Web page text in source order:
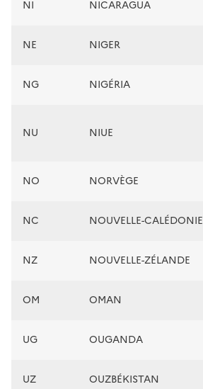
NI NICARAGUA
NE NIGER
NG NIGÉRIA
NU NIUE
NO NORVÈGE
NC NOUVELLE-CALÉDONIE
NZ NOUVELLE-ZÉLANDE
OM OMAN
UG OUGANDA
UZ OUZBÉKISTAN